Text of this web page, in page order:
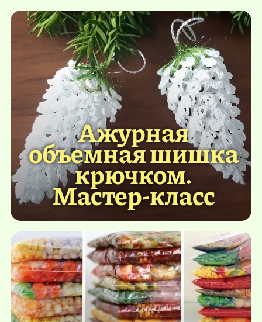
Ажурная
объемная шишка
крючком.
Мастер-класс